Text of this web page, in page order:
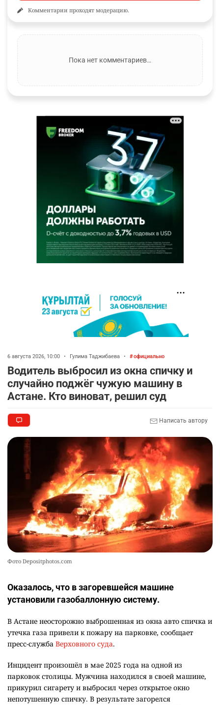
Комментарии проходят модерацию.
Пока нет комментариев…
6 августа 2026, 10:00 • Гулима Таджибаева • официально
Водитель выбросил из окна спичку и
случайно поджёг чужую машину в
Астане. Кто виноват, решил суд
Написать автору
Фото Depositphotos.com
Оказалось, что в загоревшейся машине
установили газобаллонную систему.
В Астане неосторожно выброшенная из окна авто спичка и
утечка газа привели к пожару на парковке, сообщает
пресс-служба Верховного суда.
Инцидент произошёл в мае 2025 года на одной из
парковок столицы. Мужчина находился в своей машине,
прикурил сигарету и выбросил через открытое окно
непотушенную спичку. В результате загорелся